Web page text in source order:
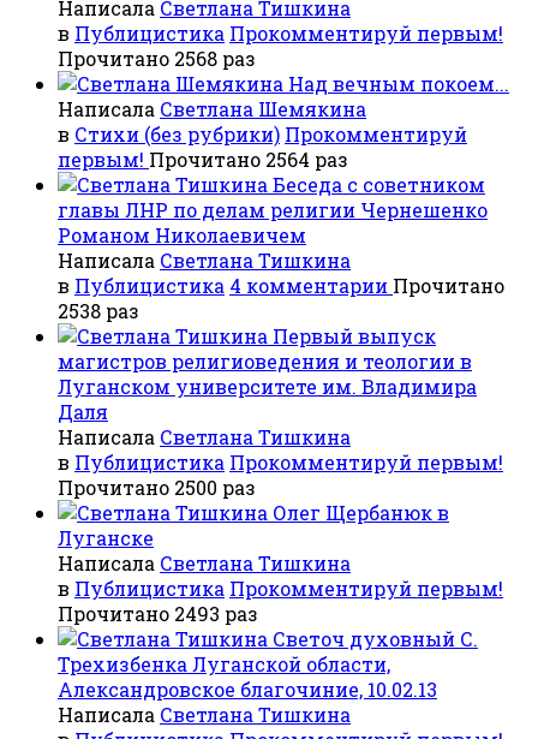
Написала Светлана Тишкина
в Публицистика Прокомментируй первым!
Прочитано 2568 раз
Над вечным покоем...
Написала Светлана Шемякина
в Стихи (без рубрики) Прокомментируй
первым! Прочитано 2564 раз
Беседа с советником
главы ЛНР по делам религии Чернешенко
Романом Николаевичем
Написала Светлана Тишкина
в Публицистика 4 комментарии Прочитано
2538 раз
Первый выпуск
магистров религиоведения и теологии в
Луганском университете им. Владимира
Даля
Написала Светлана Тишкина
в Публицистика Прокомментируй первым!
Прочитано 2500 раз
Олег Щербанюк в
Луганске
Написала Светлана Тишкина
в Публицистика Прокомментируй первым!
Прочитано 2493 раз
Светоч духовный С.
Трехизбенка Луганской области,
Александровское благочиние, 10.02.13
Написала Светлана Тишкина